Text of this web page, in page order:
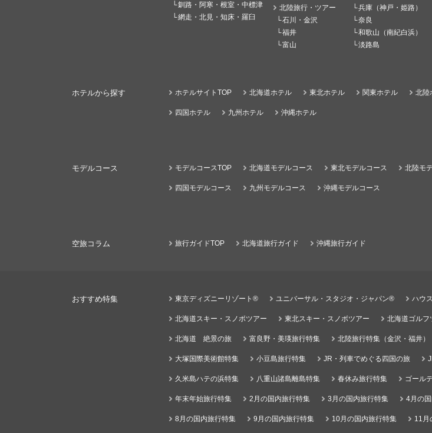
釧路・阿寒・根室・中標津
網走・北見・知床・羅臼
北陸旅行・ツアー
石川・金沢
福井
富山
兵庫（神戸・姫路）
奈良
和歌山（南紀白浜）
淡路島
ホテルから探す ホテルサイトTOP 北海道ホテル 東北ホテル 関東ホテル 北陸
四国ホテル 九州ホテル 沖縄ホテル
モデルコース モデルコースTOP 北海道モデルコース 東北モデルコース 北陸モ
四国モデルコース 九州モデルコース 沖縄モデルコース
空旅コラム 旅行ガイドTOP 北海道旅行ガイド 沖縄旅行ガイド
おすすめ特集 東京ディズニーリゾート® ユニバーサル・スタジオ・ジャパン® ハウ
北海道スキー・スノボツアー 東北スキー・スノボツアー 北海道ゴルフ
北海道 絶景の旅 富良野・美瑛旅行特集 北陸旅行特集（金沢・福井）
大塚国際美術館特集 小豆島旅行特集 JR・列車でめぐる四国の旅
久米島ハテの浜特集 八重山諸島離島特集 春休み旅行特集 ゴール
年末年始旅行特集 2月の国内旅行特集 3月の国内旅行特集 4月の
8月の国内旅行特集 9月の国内旅行特集 10月の国内旅行特集 11月